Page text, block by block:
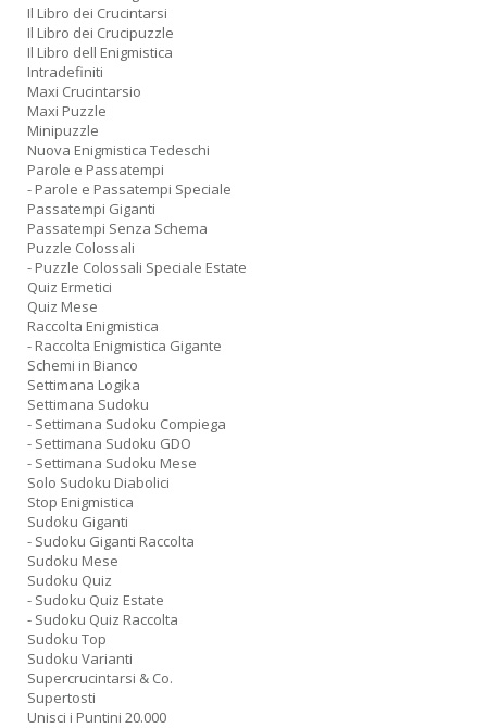
Il Libro dei Crucintarsi
Il Libro dei Crucipuzzle
Il Libro dell Enigmistica
Intradefiniti
Maxi Crucintarsio
Maxi Puzzle
Minipuzzle
Nuova Enigmistica Tedeschi
Parole e Passatempi
- Parole e Passatempi Speciale
Passatempi Giganti
Passatempi Senza Schema
Puzzle Colossali
- Puzzle Colossali Speciale Estate
Quiz Ermetici
Quiz Mese
Raccolta Enigmistica
- Raccolta Enigmistica Gigante
Schemi in Bianco
Settimana Logika
Settimana Sudoku
- Settimana Sudoku Compiega
- Settimana Sudoku GDO
- Settimana Sudoku Mese
Solo Sudoku Diabolici
Stop Enigmistica
Sudoku Giganti
- Sudoku Giganti Raccolta
Sudoku Mese
Sudoku Quiz
- Sudoku Quiz Estate
- Sudoku Quiz Raccolta
Sudoku Top
Sudoku Varianti
Supercrucintarsi & Co.
Supertosti
Unisci i Puntini 20.000